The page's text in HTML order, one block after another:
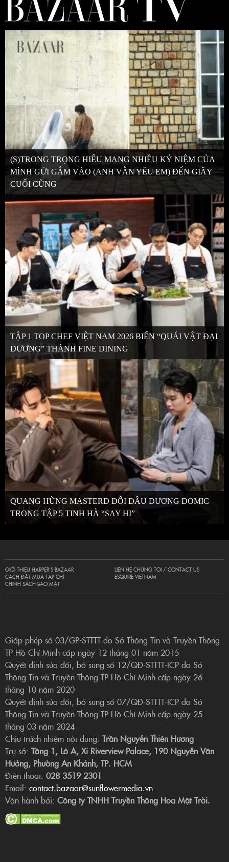
(S)TRONG TRỌNG HIẾU MANG NHIỀU KỶ NIỆM CỦA
MÌNH GỬI GẮM VÀO (ANH VẪN YÊU EM) ĐẾN GIÂY
CUỐI CÙNG
TẬP 1 TOP CHEF VIỆT NAM 2026 BIẾN “QUÁI VẬT ĐẠI
DƯƠNG” THÀNH FINE DINING
QUANG HÙNG MASTERD ĐỐI ĐẦU DƯƠNG DOMIC
TRONG TẬP 5 TINH HÀ “SAY HI”
GIỚI THIỆU HARPER’S BAZAAR
CÁCH ĐẶT MUA TẠP CHÍ
CHÍNH SÁCH BẢO MẬT
LIÊN HỆ CHÚNG TÔI / CONTACT US
ESQUIRE VIETNAM
Giấp phép số 03/GP-STTTT do Sở Thông Tin và Truyền Thông
TP Hồ Chí Minh cấp ngày 12 tháng 01 năm 2015
Quyết định sửa đổi, bổ sung số 12/QĐ-STTTT-ICP do Sở
Thông Tin và Truyền Thông TP Hồ Chí Minh cấp ngày 26
tháng 10 năm 2020
Quyết định sửa đổi, bổ sung số 07/QĐ-STTTT-ICP do Sở
Thông Tin và Truyền Thông TP Hồ Chí Minh cấp ngày 25
tháng 03 năm 2024
Chịu trách nhiệm nội dung: Trần Nguyễn Thiên Hương
Trụ sở: Tầng 1, Lô A, Xi Riverview Palace, 190 Nguyễn Văn
Hưởng, Phường An Khánh, TP. HCM
Điện thoại: 028 3519 2301
Email: contact.bazaar@sunflowermedia.vn
Vận hành bởi: Công ty TNHH Truyền Thông Hoa Mặt Trời.